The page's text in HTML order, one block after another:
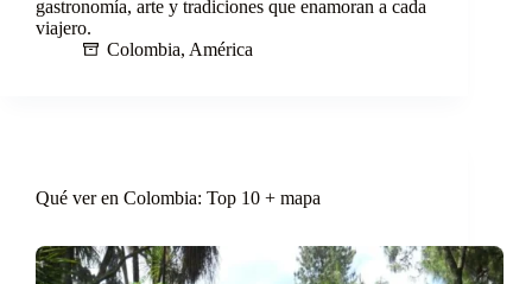
gastronomía, arte y tradiciones que enamoran a cada
viajero.
Colombia, América
Qué ver en Colombia: Top 10 + mapa